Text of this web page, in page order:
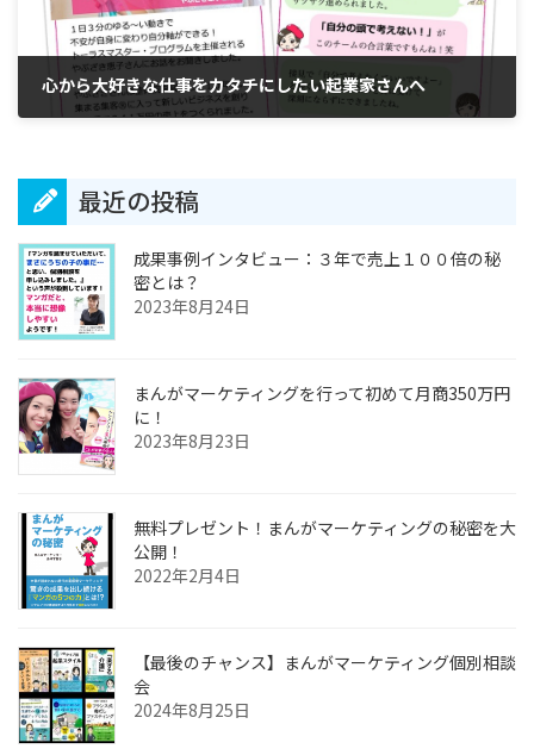
心から大好きな仕事をカタチにしたい起業家さんへ
2020年6月23日
最近の投稿
成果事例インタビュー：３年で売上１００倍の秘
密とは？
2023年8月24日
まんがマーケティングを行って初めて月商350万円
に！
2023年8月23日
無料プレゼント！まんがマーケティングの秘密を大
公開！
2022年2月4日
【最後のチャンス】まんがマーケティング個別相談
会
2024年8月25日